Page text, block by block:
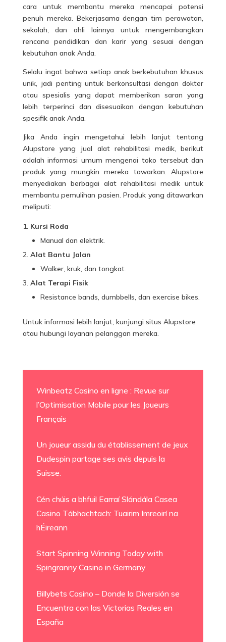
cara untuk membantu mereka mencapai potensi
penuh mereka. Bekerjasama dengan tim perawatan,
sekolah, dan ahli lainnya untuk mengembangkan
rencana pendidikan dan karir yang sesuai dengan
kebutuhan anak Anda.
Selalu ingat bahwa setiap anak berkebutuhan khusus
unik, jadi penting untuk berkonsultasi dengan dokter
atau spesialis yang dapat memberikan saran yang
lebih terperinci dan disesuaikan dengan kebutuhan
spesifik anak Anda.
Jika Anda ingin mengetahui lebih lanjut tentang
Alupstore yang jual alat rehabilitasi medik, berikut
adalah informasi umum mengenai toko tersebut dan
produk yang mungkin mereka tawarkan.Alupstore
menyediakan berbagai alat rehabilitasi medik untuk
membantu pemulihan pasien. Produk yang ditawarkan
meliputi:
Kursi Roda
Manual dan elektrik.
Alat Bantu Jalan
Walker, kruk, dan tongkat.
Alat Terapi Fisik
Resistance bands, dumbbells, dan exercise bikes.
Untuk informasi lebih lanjut, kunjungi situs Alupstore
atau hubungi layanan pelanggan mereka.
Winbeatz Casino en ligne : Revue sur
l’Optimisation Mobile pour les Joueurs
Français
Un joueur assidu du établissement de jeux
Dudespin partage ses avis depuis la
Suisse.
Cén chúis a bhfuil Earraí Slándála Casea
Casino Tábhachtach: Tuairim Imreoirí na
hÉireann
Start Spinning Winning Today with
Spingranny Casino in Germany
Billybets Casino – Donde la Diversión se
Encuentra con las Victorias Reales en
España